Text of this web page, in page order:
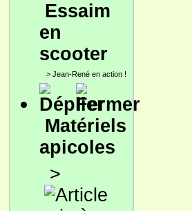
Essaim
en
scooter
> Jean-René en action !
Matériels
apicoles
>